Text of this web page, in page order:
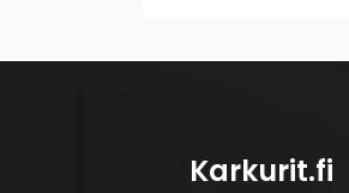
Karkurit.fi